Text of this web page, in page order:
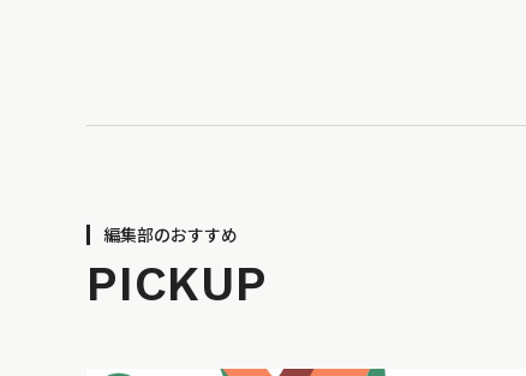
編集部のおすすめ
PICKUP